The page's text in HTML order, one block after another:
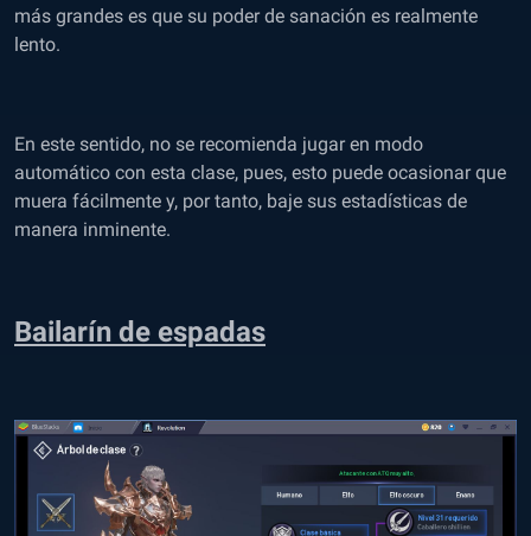
más grandes es que su poder de sanación es realmente
lento.
En este sentido, no se recomienda jugar en modo
automático con esta clase, pues, esto puede ocasionar que
muera fácilmente y, por tanto, baje sus estadísticas de
manera inminente.
Bailarín de espadas